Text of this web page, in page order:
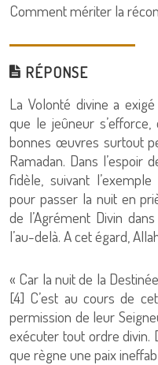
Comment mériter la
RÉPONSE
La Volonté divine a
que le jeûneur s’efforce,
bonnes œuvres surtout
Ramadan. Dans
fidèle, suivant
pour passer la nuit en
de l’Agrément Divin
l’au-delà. A cet égard,
« Car la nuit de la
[4] C’est au cours de
permission de leur
exécuter tout ordre divin.
que règne une paix